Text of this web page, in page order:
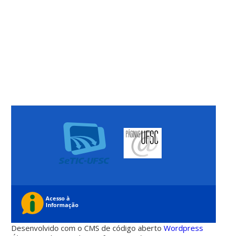
Desenvolvido com o CMS de código abertoWordpress